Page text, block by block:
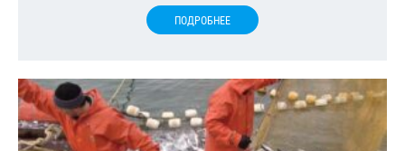
ПОДРОБНЕЕ